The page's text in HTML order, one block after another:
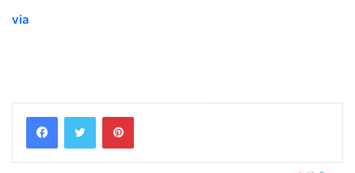
via
Pinterest